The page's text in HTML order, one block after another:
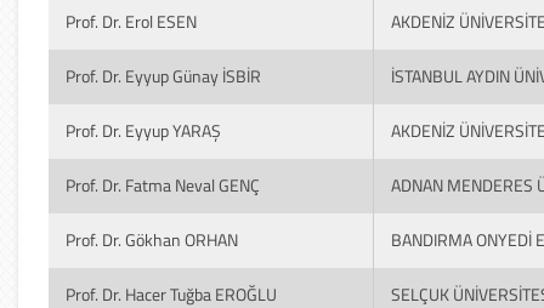
Prof. Dr. Erol ESEN AKDENİZ
Prof. Dr. Eyyup Günay İSBİR İSTANBUL AYDIN
Prof. Dr. Eyyup YARAŞ AKDENİZ
Prof. Dr. Fatma Neval GENÇ ADNAN MENDERES
Prof. Dr. Gökhan ORHAN BANDIRMA ONYEDİ
Prof. Dr. Hacer Tuğba EROĞLU SELÇUK